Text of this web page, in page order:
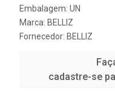
Embalagem: UN
Marca: BELLIZ
Fornecedor: BELLIZ
cadastre-se